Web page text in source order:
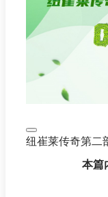
纽崔莱传奇第二
本篇